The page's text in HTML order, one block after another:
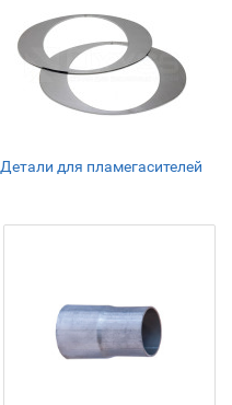
Детали для пламегасителей